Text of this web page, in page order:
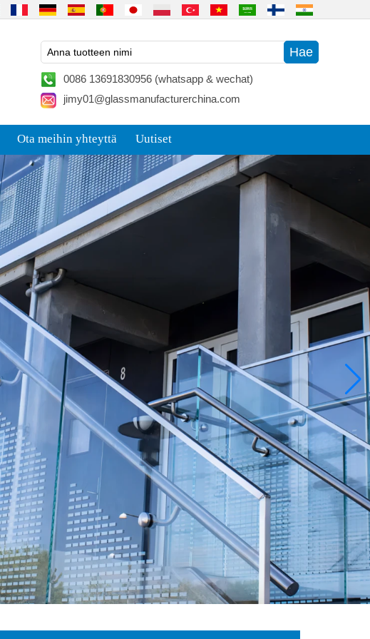
0086 13691830956 (whatsapp & wechat)
jimy01@glassmanufacturerchina.com
Ota meihin yhteyttä Uutiset